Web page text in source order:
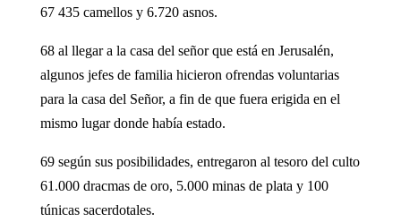
67 435 camellos y 6.720 asnos.
68 al llegar a la casa del señor que está en Jerusalén,
algunos jefes de familia hicieron ofrendas voluntarias
para la casa del Señor, a fin de que fuera erigida en el
mismo lugar donde había estado.
69 según sus posibilidades, entregaron al tesoro del culto
61.000 dracmas de oro, 5.000 minas de plata y 100
túnicas sacerdotales.